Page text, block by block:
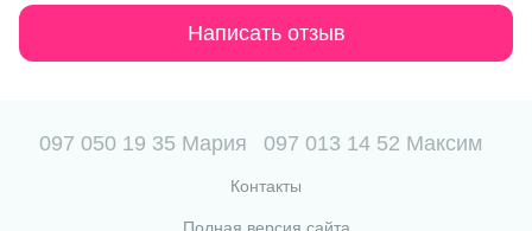
Написать отзыв
097 050 19 35 Мария 097 013 14 52 Максим
Контакты
Полная версия сайта